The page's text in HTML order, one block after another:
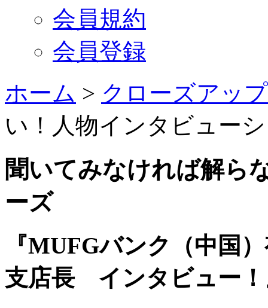
会員規約
会員登録
ホーム > クローズアップ
い！人物インタビュー
聞いてみなければ解ら
ーズ
『MUFGバンク（中国
支店長 インタビュー！